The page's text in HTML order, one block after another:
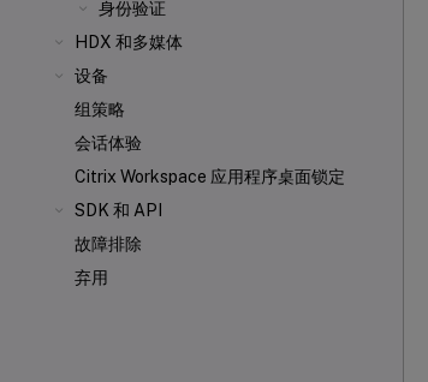
身份验证
HDX 和多媒体
设备
组策略
会话体验
Citrix Workspace 应用程序桌面锁定
SDK 和 API
故障排除
弃用